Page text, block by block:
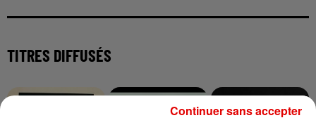
TITRES DIFFUSÉS
11h23
11h23
Continuer sans accepter